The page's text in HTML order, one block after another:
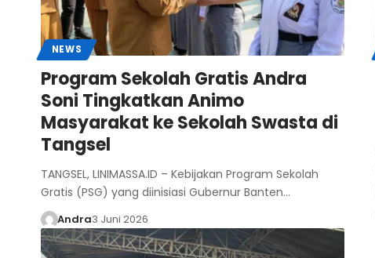
NEWS
Program Sekolah Gratis Andra
Soni Tingkatkan Animo
Masyarakat ke Sekolah Swasta di
Tangsel
TANGSEL, LINIMASSA.ID – Kebijakan Program Sekolah
Gratis (PSG) yang diinisiasi Gubernur Banten…
Andra3 Juni 2026